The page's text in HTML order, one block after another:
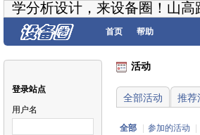
学分析设计，来设备圈！山
首页 帮助
登录站点
用户名
活动
全部活动 推荐
全部 参加的活动